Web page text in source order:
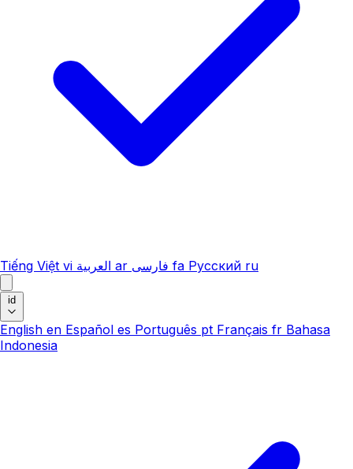
Tiếng Việt vi العربية ar فارسی fa Русский ru
id
English en Español es Português pt Français fr Bahasa
Indonesia